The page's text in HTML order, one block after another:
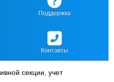
Поддержка
Контакты
секции, учет